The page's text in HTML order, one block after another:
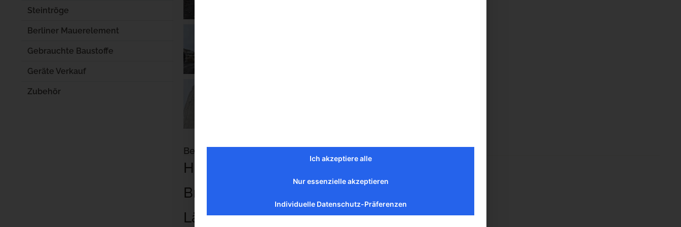
Steintröge
Berliner Mauerelement
Gebrauchte Baustoffe
Geräte Verkauf
Zubehör
Beschreibung
Höhe ca. 3,5m
Breite ca. 1,2m
Länge des Fuß ca. 2,2m
Ich akzeptiere alle
Nur essenzielle akzeptieren
Individuelle Datenschutz-Präferenzen